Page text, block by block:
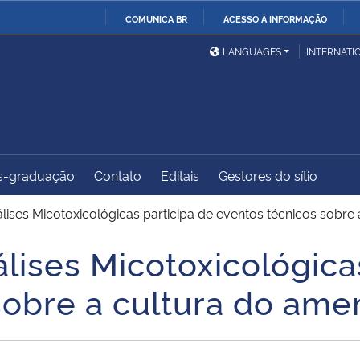
COMUNICA BR ACESSO À INFORMAÇÃO
Ministério da Defesa
Ministério das Relações
Exteriores
Ministério do
Desenvolvimento Regional
Controladoria-Geral da
União
Advocacia-Geral da União Banco Central do Brasil
LANGUAGES
graduação Contato Editais Gestores do sítio
Micotoxicológicas participa de eventos técnicos
a cultura do